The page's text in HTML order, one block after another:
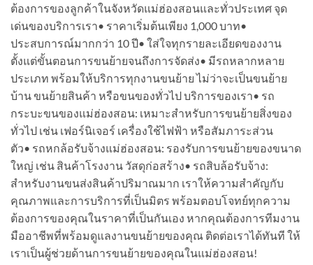
ต้องการของลูกค้าในจังหวัดแม่ฮ่องสอนและทั่วประเทศ จุด
เด่นของบริการเรา• ราคาเริ่มต้นเพียง 1,000 บาท•
ประสบการณ์มากกว่า 10 ปี• ใส่ใจทุกรายละเอียดของงาน
ตั้งแต่ขั้นตอนการขนย้ายจนถึงการจัดส่ง• มีรถหลากหลาย
ประเภท พร้อมให้บริการทุกงานขนย้าย ไม่ว่าจะเป็นขนย้าย
บ้าน ขนย้ายสินค้า หรือขนของทั่วไป บริการของเรา• รถ
กระบะขนของแม่ฮ่องสอน: เหมาะสำหรับการขนย้ายสิ่งของ
ทั่วไป เช่น เฟอร์นิเจอร์ เครื่องใช้ไฟฟ้า หรือสัมภาระส่วน
ตัว• รถหกล้อรับจ้างแม่ฮ่องสอน: รองรับการขนย้ายของขนาด
ใหญ่ เช่น สินค้าโรงงาน วัสดุก่อสร้าง• รถสิบล้อรับจ้าง:
สำหรับงานขนส่งสินค้าปริมาณมาก เราให้ความสำคัญกับ
คุณภาพและการบริการที่เป็นมิตร พร้อมตอบโจทย์ทุกความ
ต้องการของคุณในราคาที่เป็นกันเอง หากคุณต้องการทีมงาน
มืออาชีพที่พร้อมดูแลงานขนย้ายของคุณ ติดต่อเราได้ทันที ให้
เราเป็นผู้ช่วยด้านการขนย้ายของคุณในแม่ฮ่องสอน!